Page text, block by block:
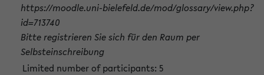
https://moodle.uni-bielefeld.de/mod/glossary/view.php?
id=713740
Bitte registrieren Sie sich für den Raum per
Selbsteinschreibung
Limited number of participants: 5